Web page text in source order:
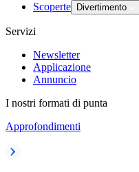
Scoperte Divertimento
Servizi
Newsletter
Applicazione
Annuncio
I nostri formati di punta
Approfondimenti